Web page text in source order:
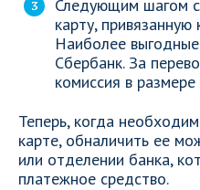
Следующим шагом
карту, привязанную
Наиболее
Сбербанк. За
комиссия в размере
Теперь, когда
карте, обналичить ее
или отделении банка,
платежное средство.